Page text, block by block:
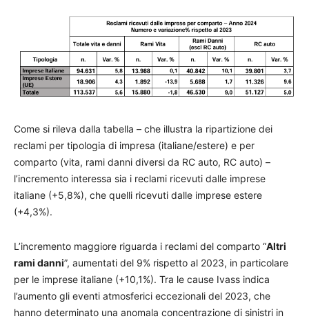
Come si rileva dalla tabella – che illustra la ripartizione dei
reclami per tipologia di impresa (italiane/estere) e per
comparto (vita, rami danni diversi da RC auto, RC auto) –
l’incremento interessa sia i reclami ricevuti dalle imprese
italiane (+5,8%), che quelli ricevuti dalle imprese estere
(+4,3%).
L’incremento maggiore riguarda i reclami del comparto “Altri
rami danni”, aumentati del 9% rispetto al 2023, in particolare
per le imprese italiane (+10,1%). Tra le cause Ivass indica
l’aumento gli eventi atmosferici eccezionali del 2023, che
hanno determinato una anomala concentrazione di sinistri in